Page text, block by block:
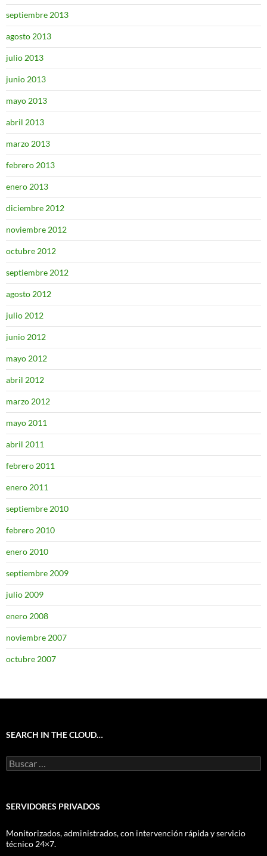
septiembre 2013
agosto 2013
julio 2013
junio 2013
mayo 2013
abril 2013
marzo 2013
febrero 2013
enero 2013
diciembre 2012
noviembre 2012
octubre 2012
septiembre 2012
agosto 2012
julio 2012
junio 2012
mayo 2012
abril 2012
marzo 2012
mayo 2011
abril 2011
febrero 2011
enero 2011
septiembre 2010
febrero 2010
enero 2010
septiembre 2009
julio 2009
enero 2008
noviembre 2007
octubre 2007
SEARCH IN THE CLOUD…
Buscar:
SERVIDORES PRIVADOS
Monitorizados, administrados, con intervención rápida y servicio
técnico 24×7.